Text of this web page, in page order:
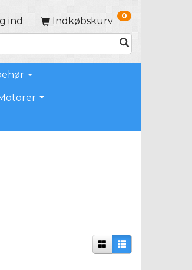
Indkøbskurv 0
ind